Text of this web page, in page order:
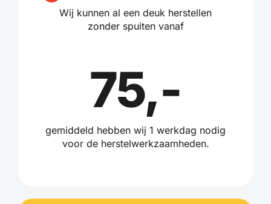
Wij kunnen al een deuk herstellen
zonder spuiten vanaf
75,-
gemiddeld hebben wij 1 werkdag nodig
voor de herstelwerkzaamheden.